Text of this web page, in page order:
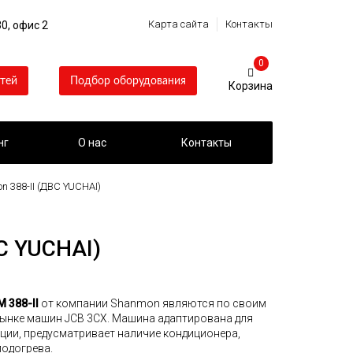
офис 2 Карта сайта Контакты
Подбор оборудования
0
О нас Контакты
388-II (ДВС YUCHAI)
YUCHAI)
388-II
от компании Shanmon являются по своим
машин JCB 3CX. Машина адаптирована для
предусматривает наличие кондиционера,